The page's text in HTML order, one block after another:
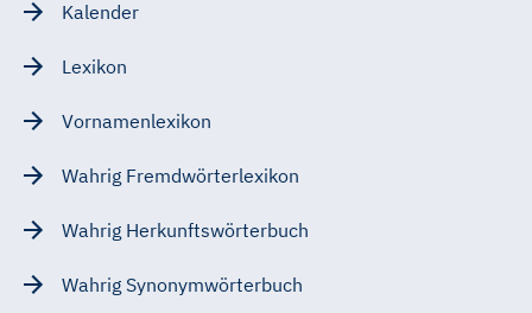
Kalender
Lexikon
Vornamenlexikon
Wahrig Fremdwörterlexikon
Wahrig Herkunftswörterbuch
Wahrig Synonymwörterbuch